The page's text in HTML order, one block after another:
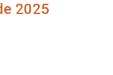
2025